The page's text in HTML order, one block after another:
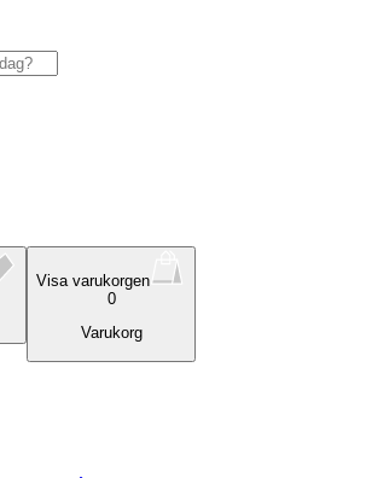
Visa varukorgen
0
Varukorg